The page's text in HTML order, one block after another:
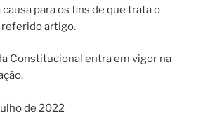
para os fins de que trata o
referido artigo.
Constitucional entra em vigor na
de 2022